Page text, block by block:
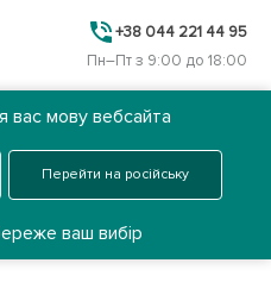
+38 044 221 44 95
Пн–Пт з 9:00 до 18:00
вас мову вебсайта
Перейти на російську
ваш вибір